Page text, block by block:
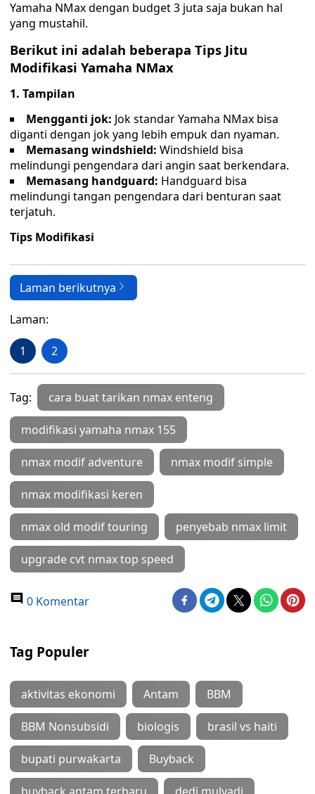
Yamaha NMax dengan budget 3 juta saja bukan hal
yang mustahil.
Berikut ini adalah beberapa Tips Jitu
Modifikasi Yamaha NMax
1. Tampilan
Mengganti jok: Jok standar Yamaha NMax bisa
diganti dengan jok yang lebih empuk dan nyaman.
Memasang windshield: Windshield bisa
melindungi pengendara dari angin saat berkendara.
Memasang handguard: Handguard bisa
melindungi tangan pengendara dari benturan saat
terjatuh.
Tips Modifikasi
Laman berikutnya
Laman:
1 2
Tag: cara buat tarikan nmax enteng
modifikasi yamaha nmax 155
nmax modif adventure nmax modif simple
nmax modifikasi keren
nmax old modif touring penyebab nmax limit
upgrade cvt nmax top speed
0 Komentar
Tag Populer
aktivitas ekonomi Antam BBM
BBM Nonsubsidi biologis brasil vs haiti
bupati purwakarta Buyback